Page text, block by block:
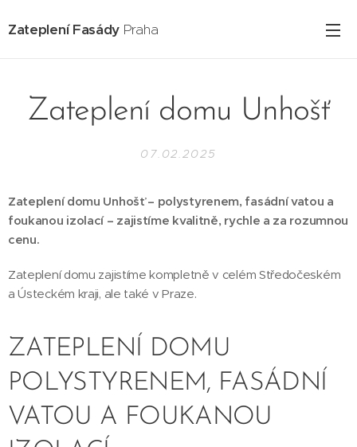
Zateplení Fasády Praha
Zateplení domu Unhošť
07.02.2025
Zateplení domu Unhošť – polystyrenem, fasádní vatou a
foukanou izolací – zajistíme kvalitně, rychle a za rozumnou
cenu.
Zateplení domu zajistíme kompletně v celém Středočeském
a Ústeckém kraji, ale také v Praze.
ZATEPLENÍ DOMU
POLYSTYRENEM, FASÁDNÍ
VATOU A FOUKANOU